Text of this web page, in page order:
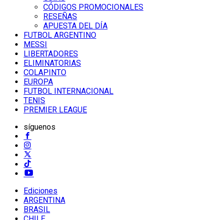
CÓDIGOS PROMOCIONALES
RESEÑAS
APUESTA DEL DÍA
FUTBOL ARGENTINO
MESSI
LIBERTADORES
ELIMINATORIAS
COLAPINTO
EUROPA
FUTBOL INTERNACIONAL
TENIS
PREMIER LEAGUE
síguenos
Ediciones
ARGENTINA
BRASIL